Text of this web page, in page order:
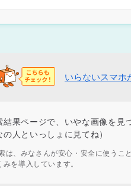
いらないスマホ
結果ページで、いやな画像を見
の人といっしょに見てね）
は、みなさんが安心・安全に使うこ
を導入しています。